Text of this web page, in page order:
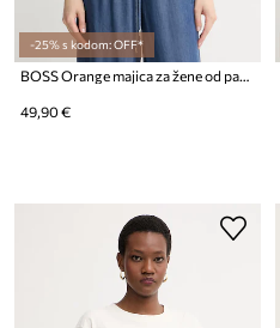
-25% s kodom: OFF*
49,90 €